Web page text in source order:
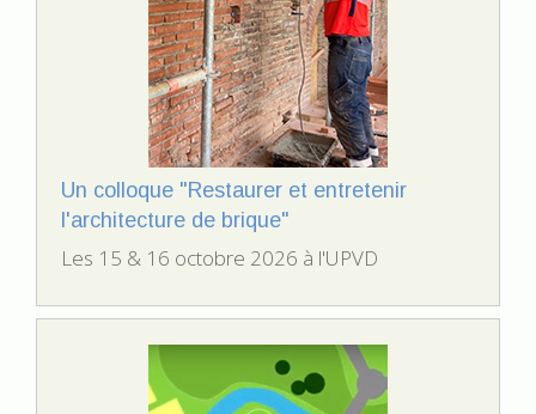
Un colloque "Restaurer et entretenir
l'architecture de brique"
Les 15 & 16 octobre 2026 à l'UPVD